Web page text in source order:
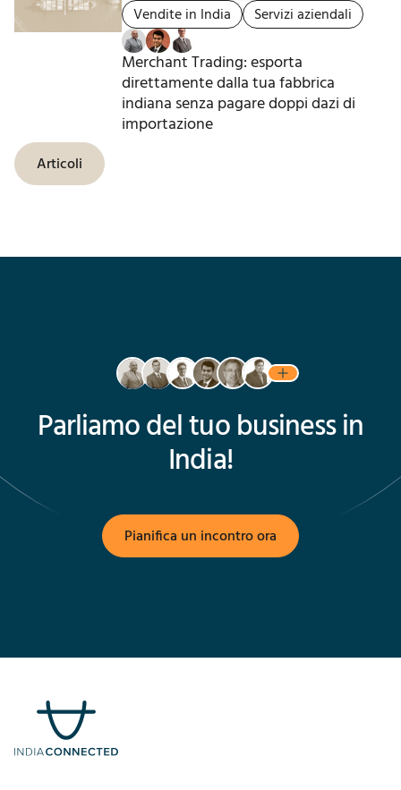
Vendite in India
Servizi aziendali
Merchant Trading: esporta
direttamente dalla tua fabbrica
indiana senza pagare doppi dazi di
importazione
Articoli
Parliamo del tuo business in
India!
Pianifica un incontro ora